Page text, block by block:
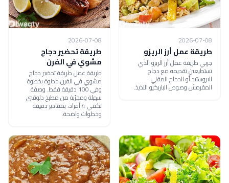
2026-07-08
طريقة عمل أرز الريزو
جربي طريقة عمل أرز الريزو الذي
تستطيعين تقديمه مع دجاج
البروستيد أو الدجاج المقلي
المقرمش وصوص الباربكيو اللذيذ.
2026-07-08
طريقة تحضير دجاج
مشوي في الفرن
طريقة عمل طريقة تحضير دجاج
مشوي في الفرن خطوة بخطوة
وفي 100 دقيقة فقط. وصفة
سهلة ومجرّبة من مطبخ دلوقتي
تكفي 4 أفراد، بمقادير دقيقة
وخطوات واضحة.